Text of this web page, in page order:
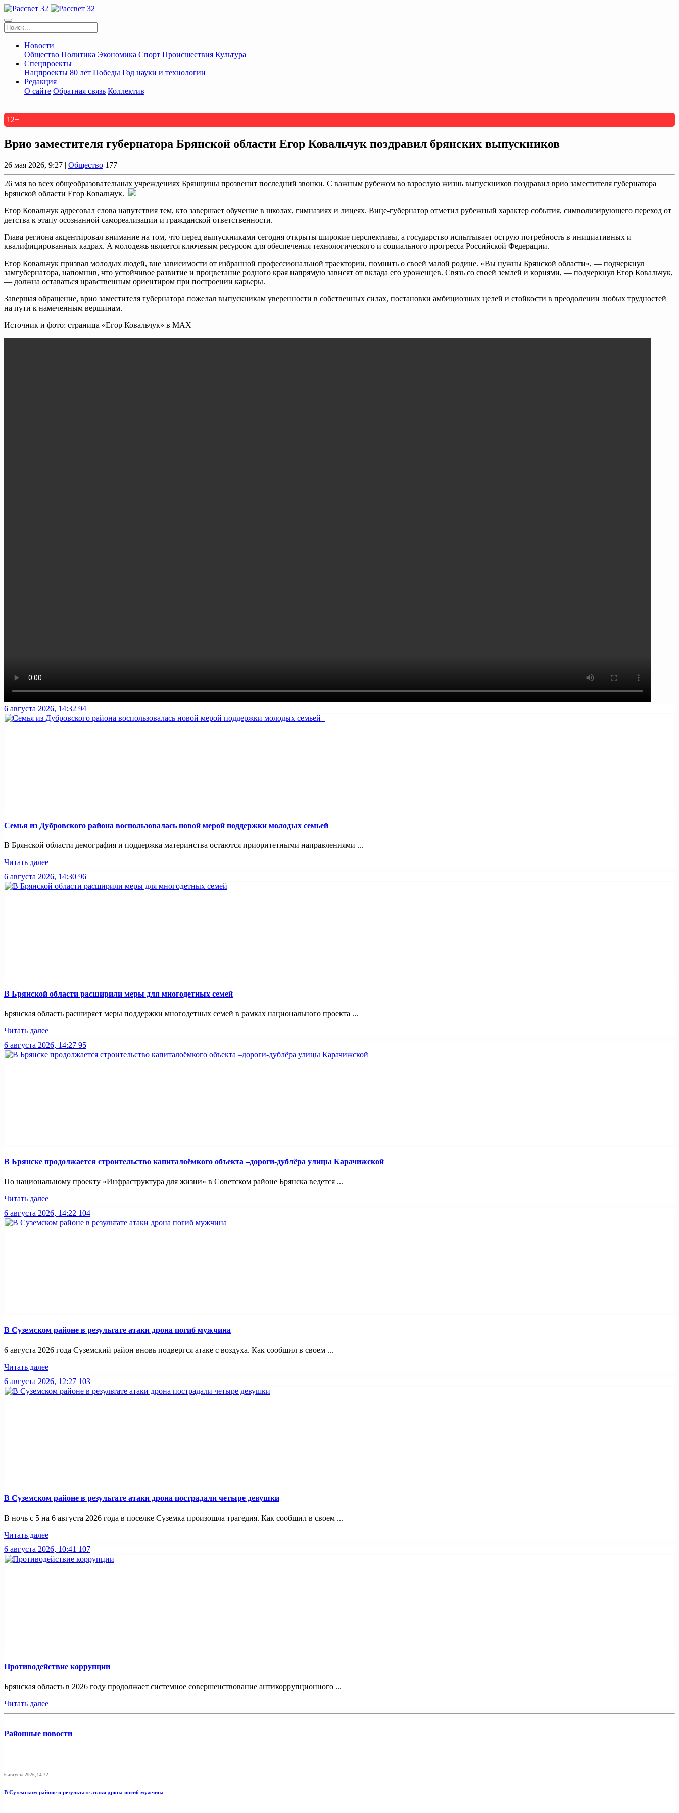
Новости
Общество Политика Экономика Спорт Происшествия Культура
Спецпроекты
Нацпроекты 80 лет Победы Год науки и технологии
Редакция
О сайте Обратная связь Коллектив
12+
Врио заместителя губернатора Брянской области Егор Ковальчук поздравил брянских выпускников
26 мая 2026, 9:27 | Общество 177
26 мая во всех общеобразовательных учреждениях Брянщины прозвенит последний звонки. С важным рубежом во взрослую жизнь выпускников поздравил врио заместителя губернатора
Брянской области Егор Ковальчук.
Егор Ковальчук адресовал слова напутствия тем, кто завершает обучение в школах, гимназиях и лицеях. Вице-губернатор отметил рубежный характер события, символизирующего переход от
детства к этапу осознанной самореализации и гражданской ответственности.
Глава региона акцентировал внимание на том, что перед выпускниками сегодня открыты широкие перспективы, а государство испытывает острую потребность в инициативных и
квалифицированных кадрах. А молодежь является ключевым ресурсом для обеспечения технологического и социального прогресса Российской Федерации.
Егор Ковальчук призвал молодых людей, вне зависимости от избранной профессиональной траектории, помнить о своей малой родине. «Вы нужны Брянской области», — подчеркнул
замгубернатора, напомнив, что устойчивое развитие и процветание родного края напрямую зависят от вклада его уроженцев. Связь со своей землей и корнями, — подчеркнул Егор Ковальчук,
— должна оставаться нравственным ориентиром при построении карьеры.
Завершая обращение, врио заместителя губернатора пожелал выпускникам уверенности в собственных силах, постановки амбициозных целей и стойкости в преодолении любых трудностей
на пути к намеченным вершинам.
Источник и фото: страница «Егор Ковальчук» в МАХ
6 августа 2026, 14:32 94
Семья из Дубровского района воспользовалась новой мерой поддержки молодых семьей
В Брянской области демография и поддержка материнства остаются приоритетными направлениями ...
Читать далее
6 августа 2026, 14:30 96
В Брянской области расширили меры для многодетных семей
Брянская область расширяет меры поддержки многодетных семей в рамках национального проекта ...
Читать далее
6 августа 2026, 14:27 95
В Брянске продолжается строительство капиталоёмкого объекта –дороги-дублёра улицы Карачижской
По национальному проекту «Инфраструктура для жизни» в Советском районе Брянска ведется ...
Читать далее
6 августа 2026, 14:22 104
В Суземском районе в результате атаки дрона погиб мужчина
6 августа 2026 года Суземский район вновь подвергся атаке с воздуха. Как сообщил в своем ...
Читать далее
6 августа 2026, 12:27 103
В Суземском районе в результате атаки дрона пострадали четыре девушки
В ночь с 5 на 6 августа 2026 года в поселке Суземка произошла трагедия. Как сообщил в своем ...
Читать далее
6 августа 2026, 10:41 107
Противодействие коррупции
Брянская область в 2026 году продолжает системное совершенствование антикоррупционного ...
Читать далее
Районные новости
6 августа 2026, 14:22
В Суземском районе в результате атаки дрона погиб мужчина